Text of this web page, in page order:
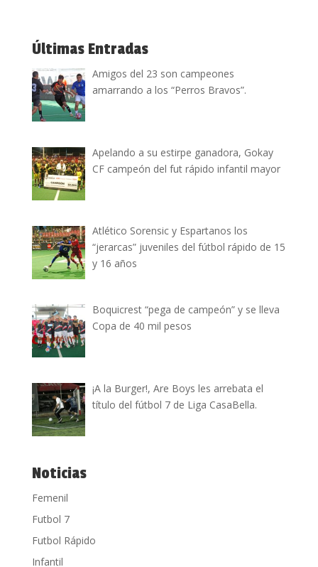
Últimas Entradas
Amigos del 23 son campeones
amarrando a los “Perros Bravos”.
Apelando a su estirpe ganadora, Gokay
CF campeón del fut rápido infantil mayor
Atlético Sorensic y Espartanos los
“jerarcas” juveniles del fútbol rápido de 15
y 16 años
Boquicrest “pega de campeón” y se lleva
Copa de 40 mil pesos
¡A la Burger!, Are Boys les arrebata el
título del fútbol 7 de Liga CasaBella.
Noticias
Femenil
Futbol 7
Futbol Rápido
Infantil